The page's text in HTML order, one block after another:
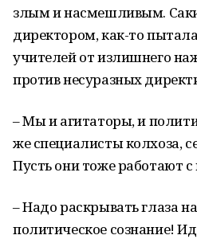
злым и насмешливым.
директором, как-то
учителей от излишнего
против несуразных
– Мы и агитаторы, и
же специалисты колхоза,
Пусть они тоже работают
– Надо раскрывать глаза
политическое сознание!